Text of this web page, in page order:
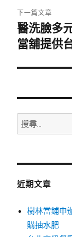
章:
下一篇文章
下
一
文
醫洗臉多
當舖提供
搜
尋
鍵
近期文章
樹林當鋪申
購抽水肥